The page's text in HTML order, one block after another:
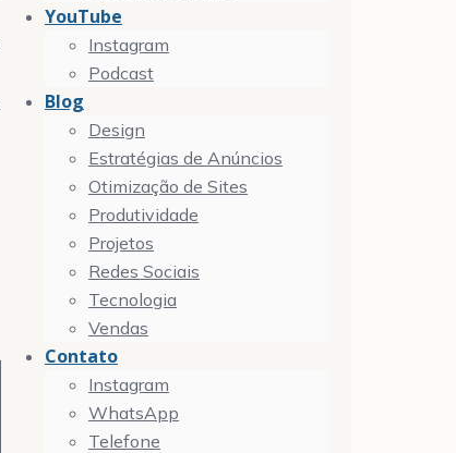
YouTube
Instagram
Podcast
Blog
Design
Estratégias de Anúncios
Otimização de Sites
Produtividade
Projetos
Redes Sociais
Tecnologia
Vendas
Contato
Instagram
WhatsApp
Telefone